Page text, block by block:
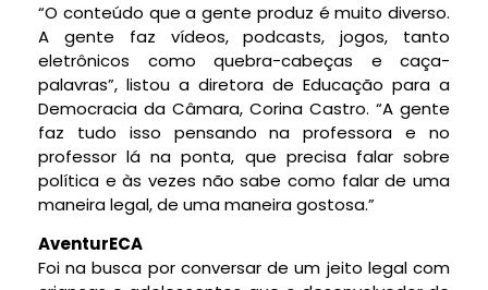
“O conteúdo que a gente produz é muito diverso.
A gente faz vídeos, podcasts, jogos, tanto
eletrônicos como quebra-cabeças e caça-
palavras”, listou a diretora de Educação para a
Democracia da Câmara, Corina Castro. “A gente
faz tudo isso pensando na professora e no
professor lá na ponta, que precisa falar sobre
política e às vezes não sabe como falar de uma
maneira legal, de uma maneira gostosa.”
AventurECA
Foi na busca por conversar de um jeito legal com